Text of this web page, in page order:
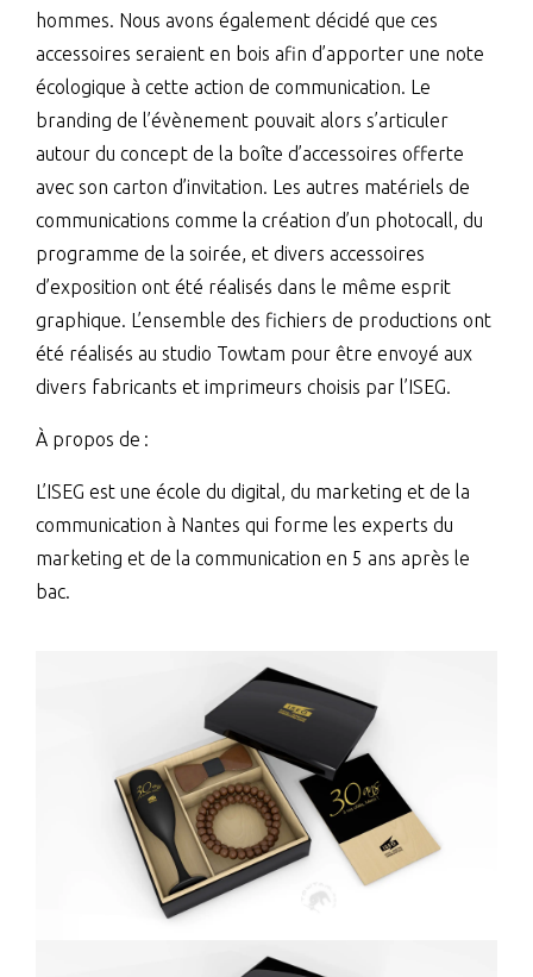
hommes. Nous avons également décidé que ces
accessoires seraient en bois afin d’apporter une note
écologique à cette action de communication. Le
branding de l’évènement pouvait alors s’articuler
autour du concept de la boîte d’accessoires offerte
avec son carton d’invitation. Les autres matériels de
communications comme la création d’un photocall, du
programme de la soirée, et divers accessoires
d’exposition ont été réalisés dans le même esprit
graphique. L’ensemble des fichiers de productions ont
été réalisés au studio Towtam pour être envoyé aux
divers fabricants et imprimeurs choisis par l’ISEG.
À propos de :
L’ISEG est une école du digital, du marketing et de la
communication à Nantes qui forme les experts du
marketing et de la communication en 5 ans après le
bac.